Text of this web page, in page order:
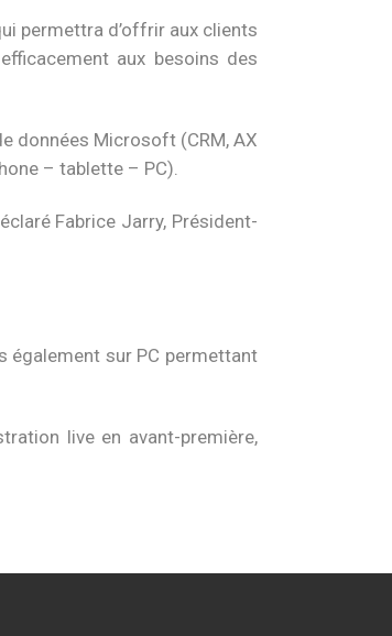
permettra d’offrir aux clients
aux besoins des
données Microsoft (CRM, AX
– tablette – PC).
Fabrice Jarry, Président-
également sur PC permettant
live en avant-première,